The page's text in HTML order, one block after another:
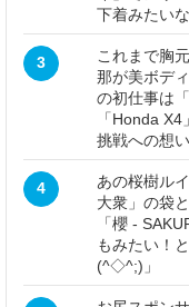
下着みたい
3
これまで胸
那が美ボデ
の初仕事は
「Honda
挑戦への想
4
あの桜樹ル
大衆」の袋
「櫻 -
もみたい！
(^◇^;)」